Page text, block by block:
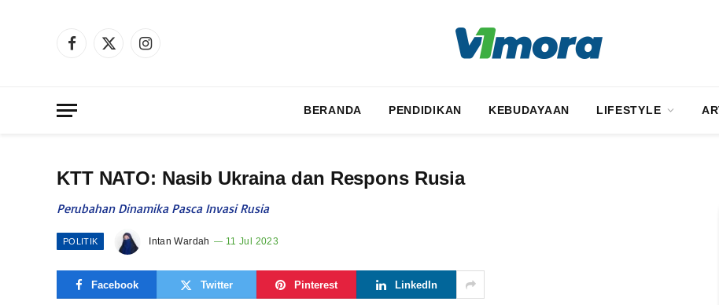
Facebook
X
Instagram
BERANDA PENDIDIKAN KEBUDAYAAN LIFESTYLE
KTT NATO: Nasib Ukraina dan Respons Rusia
Perubahan Dinamika Pasca Invasi Rusia
POLITIK Intan Wardah 11 Jul 2023
Facebook Twitter Pinterest LinkedIn